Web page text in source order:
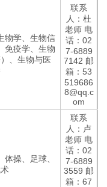
物学、生物信
免疫学、生物
、生物与医
联系
人：杜
老师 电
话：02
7-6889
7142 邮
箱：53
519686
8@qq.c
om
操、足球、
联系
人：卢
老师 电
话：02
7-6889
3559 邮
箱：67